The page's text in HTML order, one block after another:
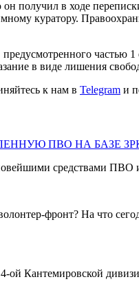
получил в ходе
куратору.
в виде лишения
к нам в Telegram и
ПВО НА БАЗЕ
средствами ПВО
фронт? На что
ой Кантемировской